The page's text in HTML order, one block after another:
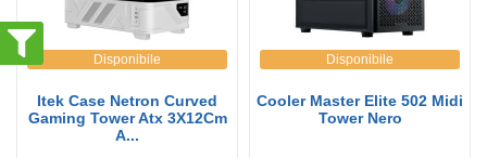
Disponibile
Itek Case Netron Curved
Gaming Tower Atx 3X12Cm
A...
Disponibile
Cooler Master Elite 502 Midi
Tower Nero